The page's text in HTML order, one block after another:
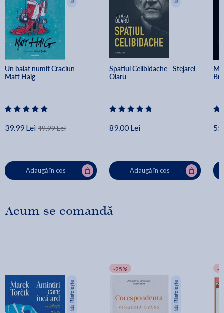
Un baiat numit Craciun -
Matt Haig
39.99 Lei 49.99 Lei
Adaugă în coș
Spatiul Celibidache - Stejarel
Olaru
89.00 Lei
Adaugă în coș
Acum se comandă
-25% -